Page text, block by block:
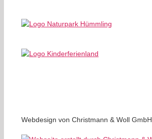
Webdesign von Christmann & Woll GmbH